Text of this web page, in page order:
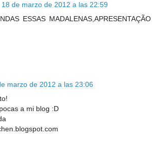
18 de marzo de 2012 a las 22:59
ESSAS MADALENAS,APRESENTAÇÃO
marzo de 2012 a las 23:06
a mi blog :D